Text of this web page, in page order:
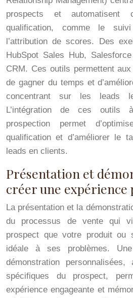
prospects et automatisent
qualification, comme le
l’attribution de scores. Des
HubSpot Sales Hub,
CRM. Ces outils permettent
de gagner du temps et
concentrant sur les leads
L’intégration de ces outils
prospection permet
qualification et d’améliorer le
leads en clients.
Présentation et
créer une expérience
La présentation et la
du processus de vente qui
prospect que votre produit ou
idéale à ses problèmes.
démonstration
spécifiques du prospect,
expérience engageante et